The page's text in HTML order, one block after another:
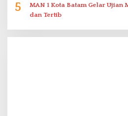
5
MAN 1 Kota Batam Gelar Ujian
dan Tertib